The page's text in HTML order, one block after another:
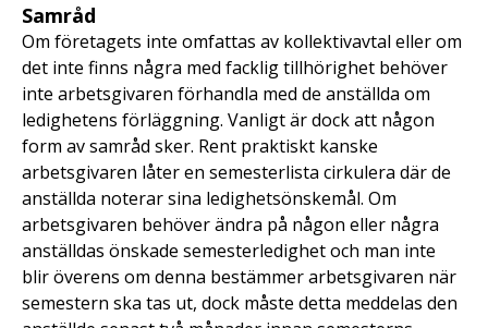
Samråd
Om företagets inte omfattas av kollektivavtal eller om
det inte finns några med facklig tillhörighet behöver
inte arbetsgivaren förhandla med de anställda om
ledighetens förläggning. Vanligt är dock att någon
form av samråd sker. Rent praktiskt kanske
arbetsgivaren låter en semesterlista cirkulera där de
anställda noterar sina ledighetsönskemål. Om
arbetsgivaren behöver ändra på någon eller några
anställdas önskade semesterledighet och man inte
blir överens om denna bestämmer arbetsgivaren när
semestern ska tas ut, dock måste detta meddelas den